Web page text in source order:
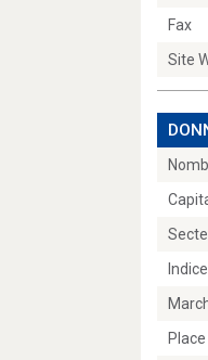
Fax
Site